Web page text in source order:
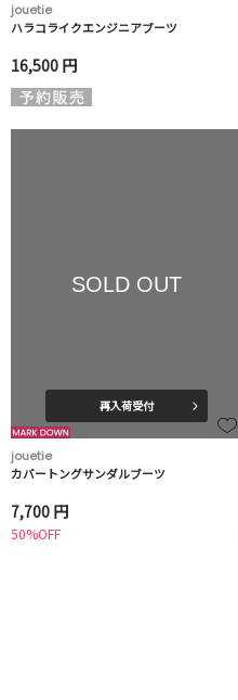
jouetie
ハラコライクエンジニアブーツ
16,500 円
SOLD OUT
再入荷受付
jouetie
カバートングサンダルブーツ
7,700 円
50%OFF